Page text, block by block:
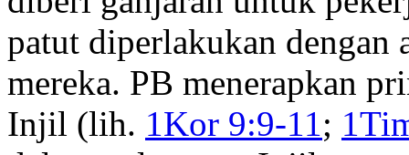
patut diperlakukan dengan
mereka. PB menerapkan
Injil (lih. 1Kor 9:9-11;